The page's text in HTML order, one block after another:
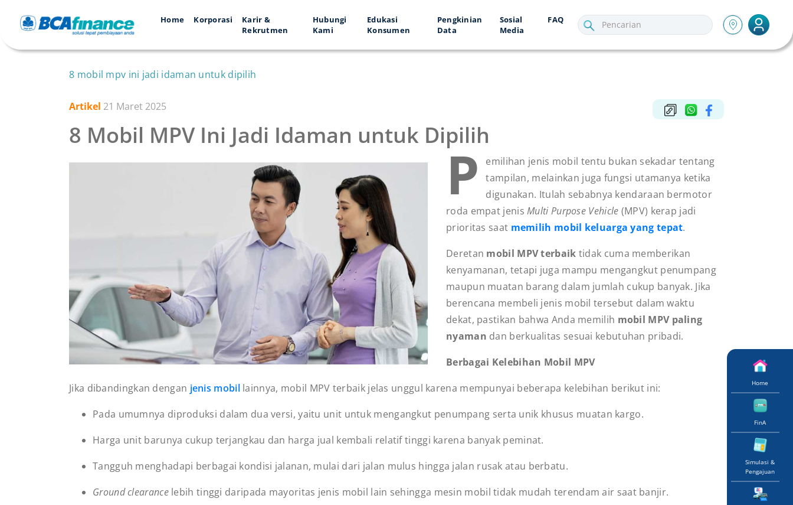
Home Korporasi
Karir &
Rekrutmen
Hubungi
Kami
Edukasi
Konsumen
Pengkinian
Data
Sosial
Media
FAQ
Home
FinA
Simulasi &
Pengajuan
8 mobil mpv ini jadi idaman untuk dipilih
Artikel 21 Maret 2025
8 Mobil MPV Ini Jadi Idaman untuk Dipilih
P
emilihan jenis mobil tentu bukan sekadar tentang
tampilan, melainkan juga fungsi utamanya ketika
digunakan. Itulah sebabnya kendaraan bermotor
roda empat jenisMulti Purpose Vehicle (MPV) kerap jadi
prioritas saat memilih mobil keluarga yang tepat.
Deretan mobil MPV terbaik tidak cuma memberikan
kenyamanan, tetapi juga mampu mengangkut penumpang
maupun muatan barang dalam jumlah cukup banyak. Jika
berencana membeli jenis mobil tersebut dalam waktu
dekat, pastikan bahwa Anda memilih mobil MPV paling
nyaman dan berkualitas sesuai kebutuhan pribadi.
Berbagai Kelebihan Mobil MPV
Jika dibandingkan dengan jenis mobillainnya, mobil MPV terbaik jelas unggul karena mempunyai beberapa kelebihan berikut ini:
Pada umumnya diproduksi dalam dua versi, yaitu unit untuk mengangkut penumpang serta unik khusus muatan kargo.
Harga unit barunya cukup terjangkau dan harga jual kembali relatif tinggi karena banyak peminat.
Tangguh menghadapi berbagai kondisi jalanan, mulai dari jalan mulus hingga jalan rusak atau berbatu.
Ground clearance lebih tinggi daripada mayoritas jenis mobil lain sehingga mesin mobil tidak mudah terendam air saat banjir.